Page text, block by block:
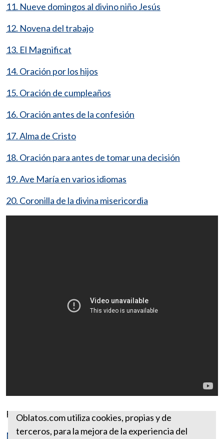
11. Nueve domingos al divino niño Jesús
12. Novena del trabajo
13. El Magnificat
14. Oración por los hijos
15. Oración de cumpleaños
16. Oración antes de la confesión
17. Alma de Cristo
18. Oración para antes de tomar una decisión
19. Ave María en varios idiomas
20. Coronilla de la divina misericordia
Fuente:https://www.ewtn.com
Más reflexiones de abril
Oblatos.com utiliza cookies, propias y de
terceros, para la mejora de la experiencia del